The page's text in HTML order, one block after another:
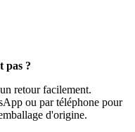
pas ?
retour facilement.
ou par téléphone pour
d'origine.